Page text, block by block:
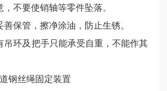
不要使销轴等零件坠落。
保管，擦净涂油，防止生锈。
吊环及把手只能承受自重，不能作其
钢丝绳固定装置